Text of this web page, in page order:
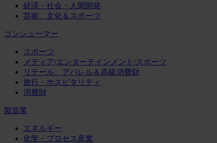
経済・社会・人間開発
芸術、文化＆スポーツ
コンシューマー
スポーツ
メディア/エンターテインメント/スポーツ
リテール、アパレル＆高級消費財
旅行・ホスピタリティ
消費財
製造業
エネルギー
化学・プロセス産業